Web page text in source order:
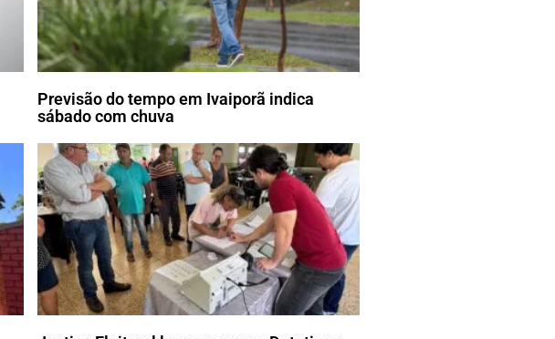
Previsão do tempo em Ivaiporã indica
sábado com chuva